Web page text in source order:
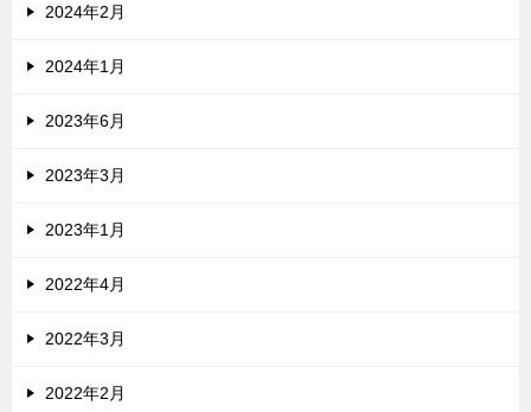
2024年2月
2024年1月
2023年6月
2023年3月
2023年1月
2022年4月
2022年3月
2022年2月